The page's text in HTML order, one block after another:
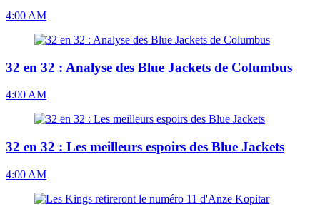
4:00 AM
32 en 32 : Analyse des Blue Jackets de Columbus
4:00 AM
32 en 32 : Les meilleurs espoirs des Blue Jackets
4:00 AM